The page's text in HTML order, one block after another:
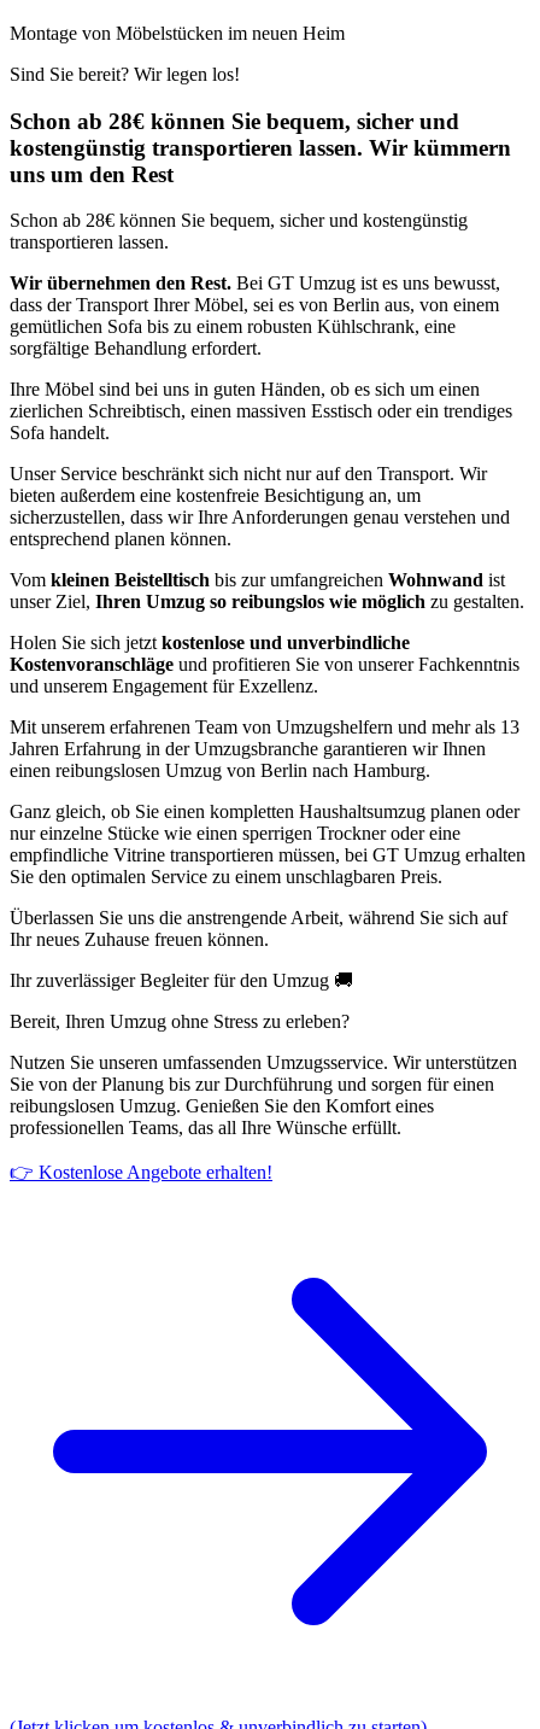
Montage von Möbelstücken im neuen Heim
Sind Sie bereit? Wir legen los!
Schon ab 28€ können Sie bequem, sicher und
kostengünstig transportieren lassen. Wir kümmern
uns um den Rest
Schon ab 28€ können Sie bequem, sicher und kostengünstig
transportieren lassen.
Wir übernehmen den Rest. Bei GT Umzug ist es uns bewusst,
dass der Transport Ihrer Möbel, sei es von Berlin aus, von einem
gemütlichen Sofa bis zu einem robusten Kühlschrank, eine
sorgfältige Behandlung erfordert.
Ihre Möbel sind bei uns in guten Händen, ob es sich um einen
zierlichen Schreibtisch, einen massiven Esstisch oder ein trendiges
Sofa handelt.
Unser Service beschränkt sich nicht nur auf den Transport. Wir
bieten außerdem eine kostenfreie Besichtigung an, um
sicherzustellen, dass wir Ihre Anforderungen genau verstehen und
entsprechend planen können.
Vom kleinen Beistelltisch bis zur umfangreichen Wohnwand ist
unser Ziel, Ihren Umzug so reibungslos wie möglich zu gestalten.
Holen Sie sich jetzt kostenlose und unverbindliche
Kostenvoranschläge und profitieren Sie von unserer Fachkenntnis
und unserem Engagement für Exzellenz.
Mit unserem erfahrenen Team von Umzugshelfern und mehr als 13
Jahren Erfahrung in der Umzugsbranche garantieren wir Ihnen
einen reibungslosen Umzug von Berlin nach Hamburg.
Ganz gleich, ob Sie einen kompletten Haushaltsumzug planen oder
nur einzelne Stücke wie einen sperrigen Trockner oder eine
empfindliche Vitrine transportieren müssen, bei GT Umzug erhalten
Sie den optimalen Service zu einem unschlagbaren Preis.
Überlassen Sie uns die anstrengende Arbeit, während Sie sich auf
Ihr neues Zuhause freuen können.
Ihr zuverlässiger Begleiter für den Umzug 🚚
Bereit, Ihren Umzug ohne Stress zu erleben?
Nutzen Sie unseren umfassenden Umzugsservice. Wir unterstützen
Sie von der Planung bis zur Durchführung und sorgen für einen
reibungslosen Umzug. Genießen Sie den Komfort eines
professionellen Teams, das all Ihre Wünsche erfüllt.
👉 Kostenlose Angebote erhalten!